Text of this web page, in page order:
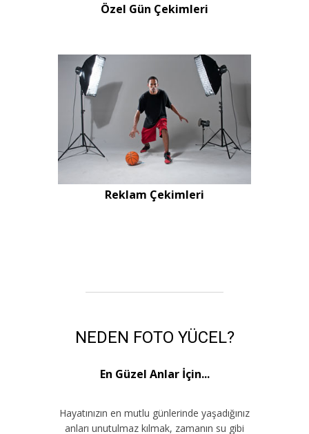
Özel Gün Çekimleri
Reklam Çekimleri
NEDEN FOTO YÜCEL?
En Güzel Anlar İçin...
Hayatınızın en mutlu günlerinde yaşadığınız
anları unutulmaz kılmak, zamanın su gibi